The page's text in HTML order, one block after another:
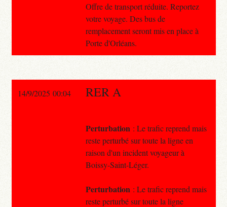
Offre de transport réduite. Reportez
votre voyage. Des bus de
remplacement seront mis en place à
Porte d'Orléans.
14/9/2025 00:04 RER A
Perturbation : Le trafic reprend mais
reste perturbé sur toute la ligne en
raison d'un incident voyageur à
Boissy-Saint-Léger.
Perturbation : Le trafic reprend mais
reste perturbé sur toute la ligne